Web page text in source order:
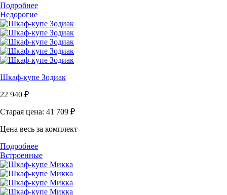
Подробнее
Недорогие
Шкаф-купе Зодиак
22 940 ₽
Старая цена: 41 709 ₽
Цена весь за комплект
Подробнее
Встроенные